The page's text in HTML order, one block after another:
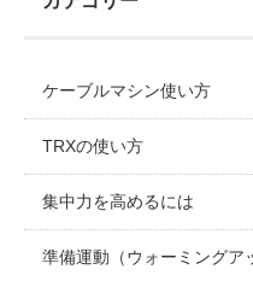
ケーブルマシン使い方
TRXの使い方
集中力を高めるには
準備運動（ウォーミングア